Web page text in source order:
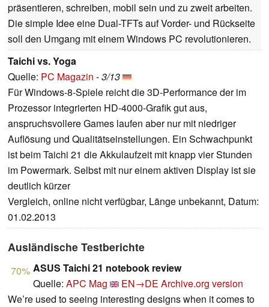
präsentieren, schreiben, mobil sein und zu zweit arbeiten.
Die simple Idee eine Dual-TFTs auf Vorder- und Rückseite
soll den Umgang mit einem Windows PC revolutionieren.
Taichi vs. Yoga
Quelle: PC Magazin -3/13
Für Windows-8-Spiele reicht die 3D-Performance der im
Prozessor integrierten HD-4000-Grafik gut aus,
anspruchsvollere Games laufen aber nur mit niedriger
Auflösung und Qualitätseinstellungen. Ein Schwachpunkt
ist beim Taichi 21 die Akkulaufzeit mit knapp vier Stunden
im Powermark. Selbst mit nur einem aktiven Display ist sie
deutlich kürzer
Vergleich, online nicht verfügbar, Länge unbekannt, Datum:
01.02.2013
Ausländische Testberichte
70% ASUS Taichi 21 notebook review
Quelle: APC Mag EN→DE Archive.org version
We’re used to seeing interesting designs when it comes to